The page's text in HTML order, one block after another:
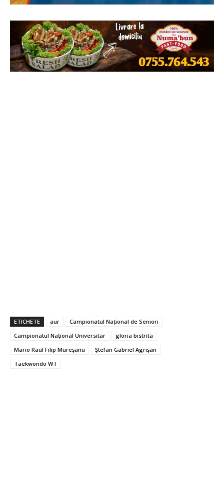
ETICHETE aur
Campionatul Național de Seniori
Campionatul Național Universitar
gloria bistrita
Mario Raul Filip Mureșanu
Ștefan Gabriel Agrișan
Taekwondo WT